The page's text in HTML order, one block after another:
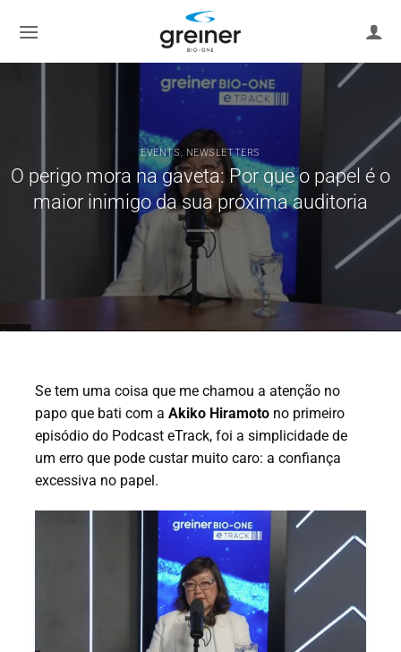
EVENTS, NEWSLETTERS
O perigo mora na gaveta: Por que o papel é o
maior inimigo da sua próxima auditoria
Se tem uma coisa que me chamou a atenção no
papo que bati com a Akiko Hiramoto no primeiro
episódio do Podcast eTrack, foi a simplicidade de
um erro que pode custar muito caro: a confiança
excessiva no papel.